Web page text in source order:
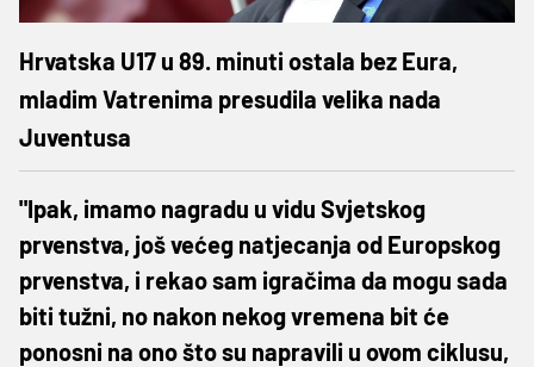
Hrvatska U17 u 89. minuti ostala bez Eura,
mladim Vatrenima presudila velika nada
Juventusa
"Ipak, imamo nagradu u vidu Svjetskog
prvenstva, još većeg natjecanja od Europskog
prvenstva, i rekao sam igračima da mogu sada
biti tužni, no nakon nekog vremena bit će
ponosni na ono što su napravili u ovom ciklusu,